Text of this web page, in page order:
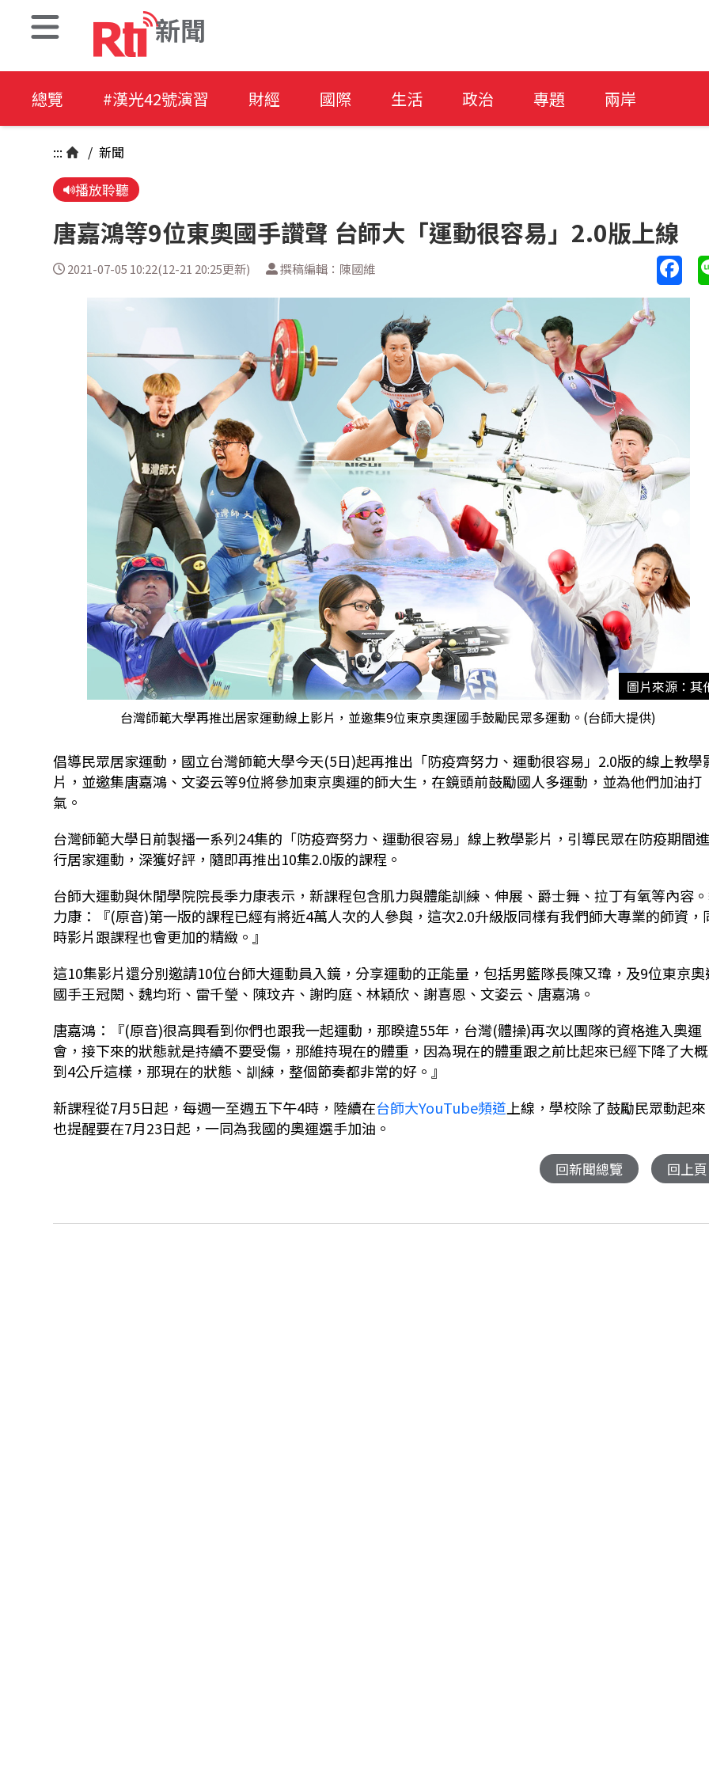
新聞
總覽 #漢光42號演習 財經 國際 生活 政治 專題 兩岸
::: / 新聞
播放聆聽
唐嘉鴻等9位東奧國手讚聲 台師大「運動很容易」2.0版上線
2021-07-05 10:22(12-21 20:25更新) 撰稿編輯：陳國維
圖片來源：其
台灣師範大學再推出居家運動線上影片，並邀集9位東京奧運國手鼓勵民眾多運動。(台師大提供)
倡導民眾居家運動，國立台灣師範大學今天(5日)起再推出「防疫齊努力、運動很容易」2.0版的線上教學
片，並邀集唐嘉鴻、文姿云等9位將參加東京奧運的師大生，在鏡頭前鼓勵國人多運動，並為他們加油打
氣。
台灣師範大學日前製播一系列24集的「防疫齊努力、運動很容易」線上教學影片，引導民眾在防疫期間
行居家運動，深獲好評，隨即再推出10集2.0版的課程。
台師大運動與休閒學院院長季力康表示，新課程包含肌力與體能訓練、伸展、爵士舞、拉丁有氧等內容
力康：『(原音)第一版的課程已經有將近4萬人次的人參與，這次2.0升級版同樣有我們師大專業的師資，
時影片跟課程也會更加的精緻。』
這10集影片還分別邀請10位台師大運動員入鏡，分享運動的正能量，包括男籃隊長陳又瑋，及9位東京奧
國手王冠閎、魏均珩、雷千瑩、陳玟卉、謝昀庭、林穎欣、謝喜恩、文姿云、唐嘉鴻。
唐嘉鴻：『(原音)很高興看到你們也跟我一起運動，那睽違55年，台灣(體操)再次以團隊的資格進入奧運
會，接下來的狀態就是持續不要受傷，那維持現在的體重，因為現在的體重跟之前比起來已經下降了大
到4公斤這樣，那現在的狀態、訓練，整個節奏都非常的好。』
新課程從7月5日起，每週一至週五下午4時，陸續在台師大YouTube頻道上線，學校除了鼓勵民眾動起
也提醒要在7月23日起，一同為我國的奧運選手加油。
回新聞總覽 回上頁